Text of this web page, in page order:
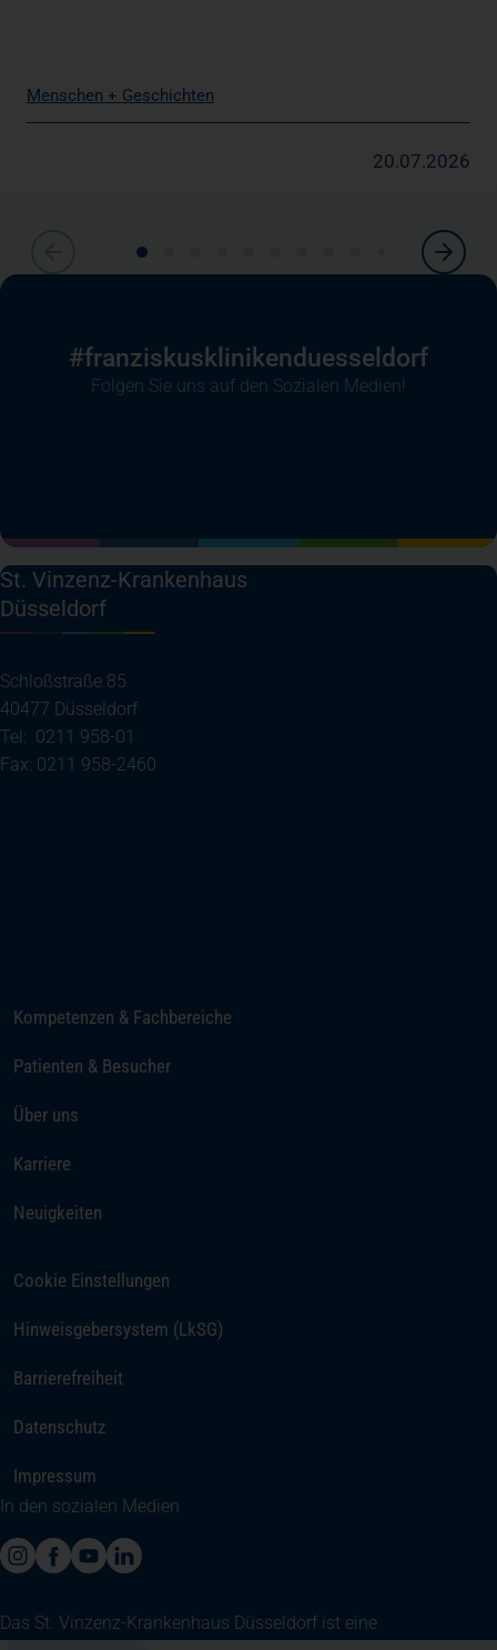
Menschen + Geschichten
20.07.2026
#franziskusklinikenduesseldorf
Folgen Sie uns auf den Sozialen Medien!
St. Vinzenz-Krankenhaus
Düsseldorf
Schloßstraße 85
40477 Düsseldorf
Tel: 0211 958-01
Fax: 0211 958-2460
Kompetenzen & Fachbereiche
Patienten & Besucher
Über uns
Karriere
Neuigkeiten
Cookie Einstellungen
Hinweisgebersystem (LkSG)
Barrierefreiheit
Datenschutz
Impressum
In den sozialen Medien
Das St. Vinzenz-Krankenhaus Düsseldorf ist eine